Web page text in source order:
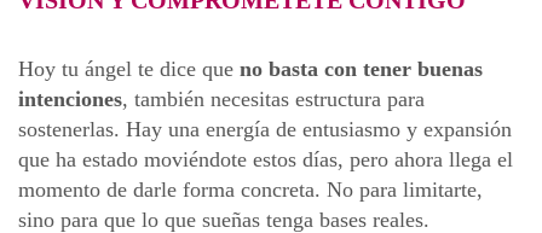
Hoy tu ángel te dice que no basta con tener buenas
intenciones, también necesitas estructura para
sostenerlas. Hay una energía de entusiasmo y expansión
que ha estado moviéndote estos días, pero ahora llega el
momento de darle forma concreta. No para limitarte,
sino para que lo que sueñas tenga bases reales.